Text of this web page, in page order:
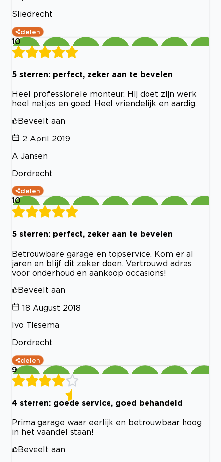
Sliedrecht
delen
10
5 sterren: perfect, zeker aan te bevelen
Heel professionele monteur. Hij doet zijn werk
heel netjes en goed. Heel vriendelijk en aardig.
Beveelt aan
2 April 2019
A Jansen
Dordrecht
delen
10
5 sterren: perfect, zeker aan te bevelen
Betrouwbare garage en topservice. Kom er al
jaren en blijf dit zeker doen. Vertrouwd adres
voor onderhoud en aankoop occasions!
Beveelt aan
18 August 2018
Ivo Tiesema
Dordrecht
delen
9
4 sterren: goede service, goed behandeld
Prima garage waar eerlijk en betrouwbaar hoog
in het vaandel staan!
Beveelt aan